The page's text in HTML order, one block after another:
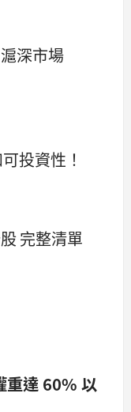
深市場
投資性！
完整清單
重達 60% 以